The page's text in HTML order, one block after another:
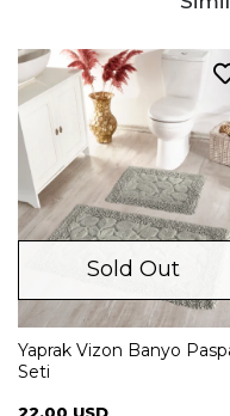
Sold Out
Yaprak Vizon Banyo
Seti